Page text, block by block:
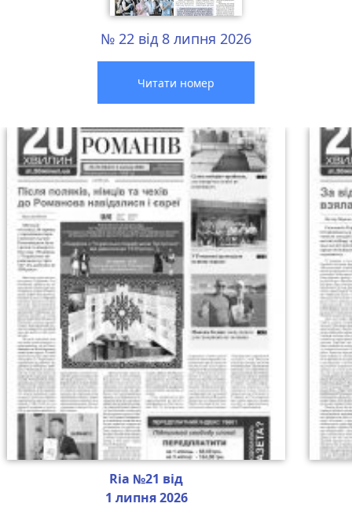
№ 22 від 8 липня 2026
Читати номер
Ria №21 від
1 липня 2026